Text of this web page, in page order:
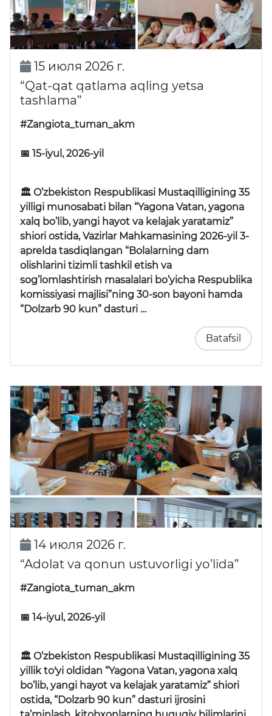
15 июля 2026 г.
“Qat-qat qatlama aqling yetsa
tashlama”
#Zangiota_tuman_akm
📅 15-iyul, 2026-yil
🏛 O’zbekiston Respublikasi Mustaqilligining 35
yilligi munosabati bilan “Yagona Vatan, yagona
xalq bo’lib, yangi hayot va kelajak yaratamiz”
shiori ostida, Vazirlar Mahkamasining 2026-yil 3-
aprelda tasdiqlangan “Bolalarning dam
olishlarini tizimli tashkil etish va
sog’lomlashtirish masalalari bo’yicha Respublika
komissiyasi majlisi”ning 30-son bayoni hamda
“Dolzarb 90 kun” dasturi …
Batafsil
14 июля 2026 г.
“Adolat va qonun ustuvorligi yo’lida”
#Zangiota_tuman_akm
📅 14-iyul, 2026-yil
🏛 O’zbekiston Respublikasi Mustaqilligining 35
yillik to'yi oldidan “Yagona Vatan, yagona xalq
bo’lib, yangi hayot va kelajak yaratamiz” shiori
ostida, “Dolzarb 90 kun” dasturi ijrosini